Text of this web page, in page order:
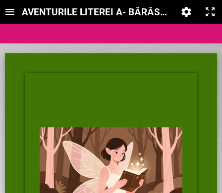
AVENTURILE LITEREI A- BǍRǍSCU CRISTINA